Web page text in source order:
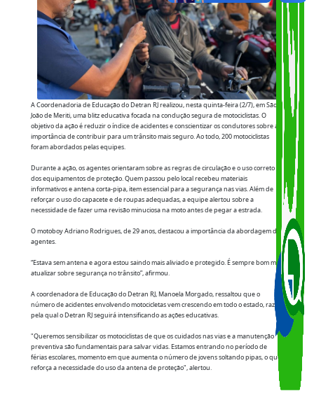
A Coordenadoria de Educação do Detran RJ realizou, nesta quinta-feira (2/7), em São
João de Meriti, uma blitz educativa focada na condução segura de motociclistas. O
objetivo da ação é reduzir o índice de acidentes e conscientizar os condutores sobre a
importância de contribuir para um trânsito mais seguro. Ao todo, 200 motociclistas
Durante a ação, os agentes orientaram sobre as regras de circulação e o uso correto
dos equipamentos de proteção. Quem passou pelo local recebeu materiais
informativos e antena corta-pipa, item essencial para a segurança nas vias. Além de
reforçar o uso do capacete e de roupas adequadas, a equipe alertou sobre a
necessidade de fazer uma revisão minuciosa na moto antes de pegar a estrada.
O motoboy Adriano Rodrigues, de 29 anos, destacou a importância da abordagem dos
“Estava sem antena e agora estou saindo mais aliviado e protegido. É sempre bom me
atualizar sobre segurança no trânsito”, afirmou.
A coordenadora de Educação do Detran RJ, Manoela Morgado, ressaltou que o